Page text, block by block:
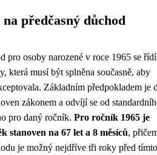
předčasný důchod
pro osoby narozené v roce 1965 se řídí
která musí být splněna současně, aby
Základním předpokladem je
zákonem a odvíjí se od
pro daný ročník. Pro ročník 1965 je
stanoven na 67 let a 8 měsíců,
je možný nejdříve tři roky před tímto